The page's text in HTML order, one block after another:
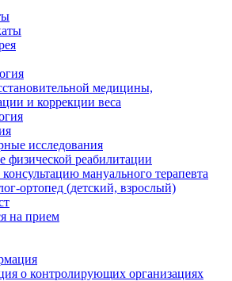
медицины,
и коррекции веса
исследования
физической реабилитации
мануального терапевта
ортопед (детский, взрослый)
на прием
о контролирующих организациях